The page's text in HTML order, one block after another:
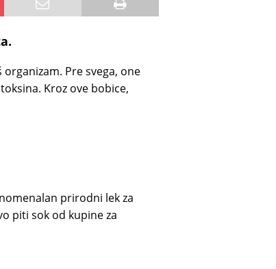
Pre svega, one
Kroz ove bobice,
prirodni lek za
piti sok od kupine za